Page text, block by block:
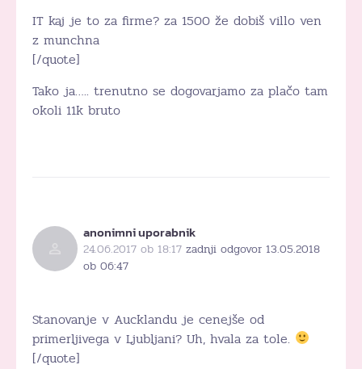
IT kaj je to za firme? za 1500 že dobiš villo ven
z munchna
[/quote]
Tako ja….. trenutno se dogovarjamo za plačo tam
okoli 11k bruto
anonimni uporabnik
24.06.2017 ob 18:17 zadnji odgovor 13.05.2018
ob 06:47
Stanovanje v Aucklandu je cenejše od
primerljivega v Ljubljani? Uh, hvala za tole.
[/quote]